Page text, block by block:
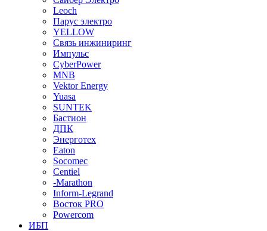
Leoch
Парус электро
YELLOW
Связь инжиниринг
Импульс
CyberPower
MNB
Vektor Energy
Yuasa
SUNTEK
Бастион
ДПК
Энерготех
Eaton
Socomec
Centiel
-Marathon
Inform-Legrand
Восток PRO
Powercom
ИБП